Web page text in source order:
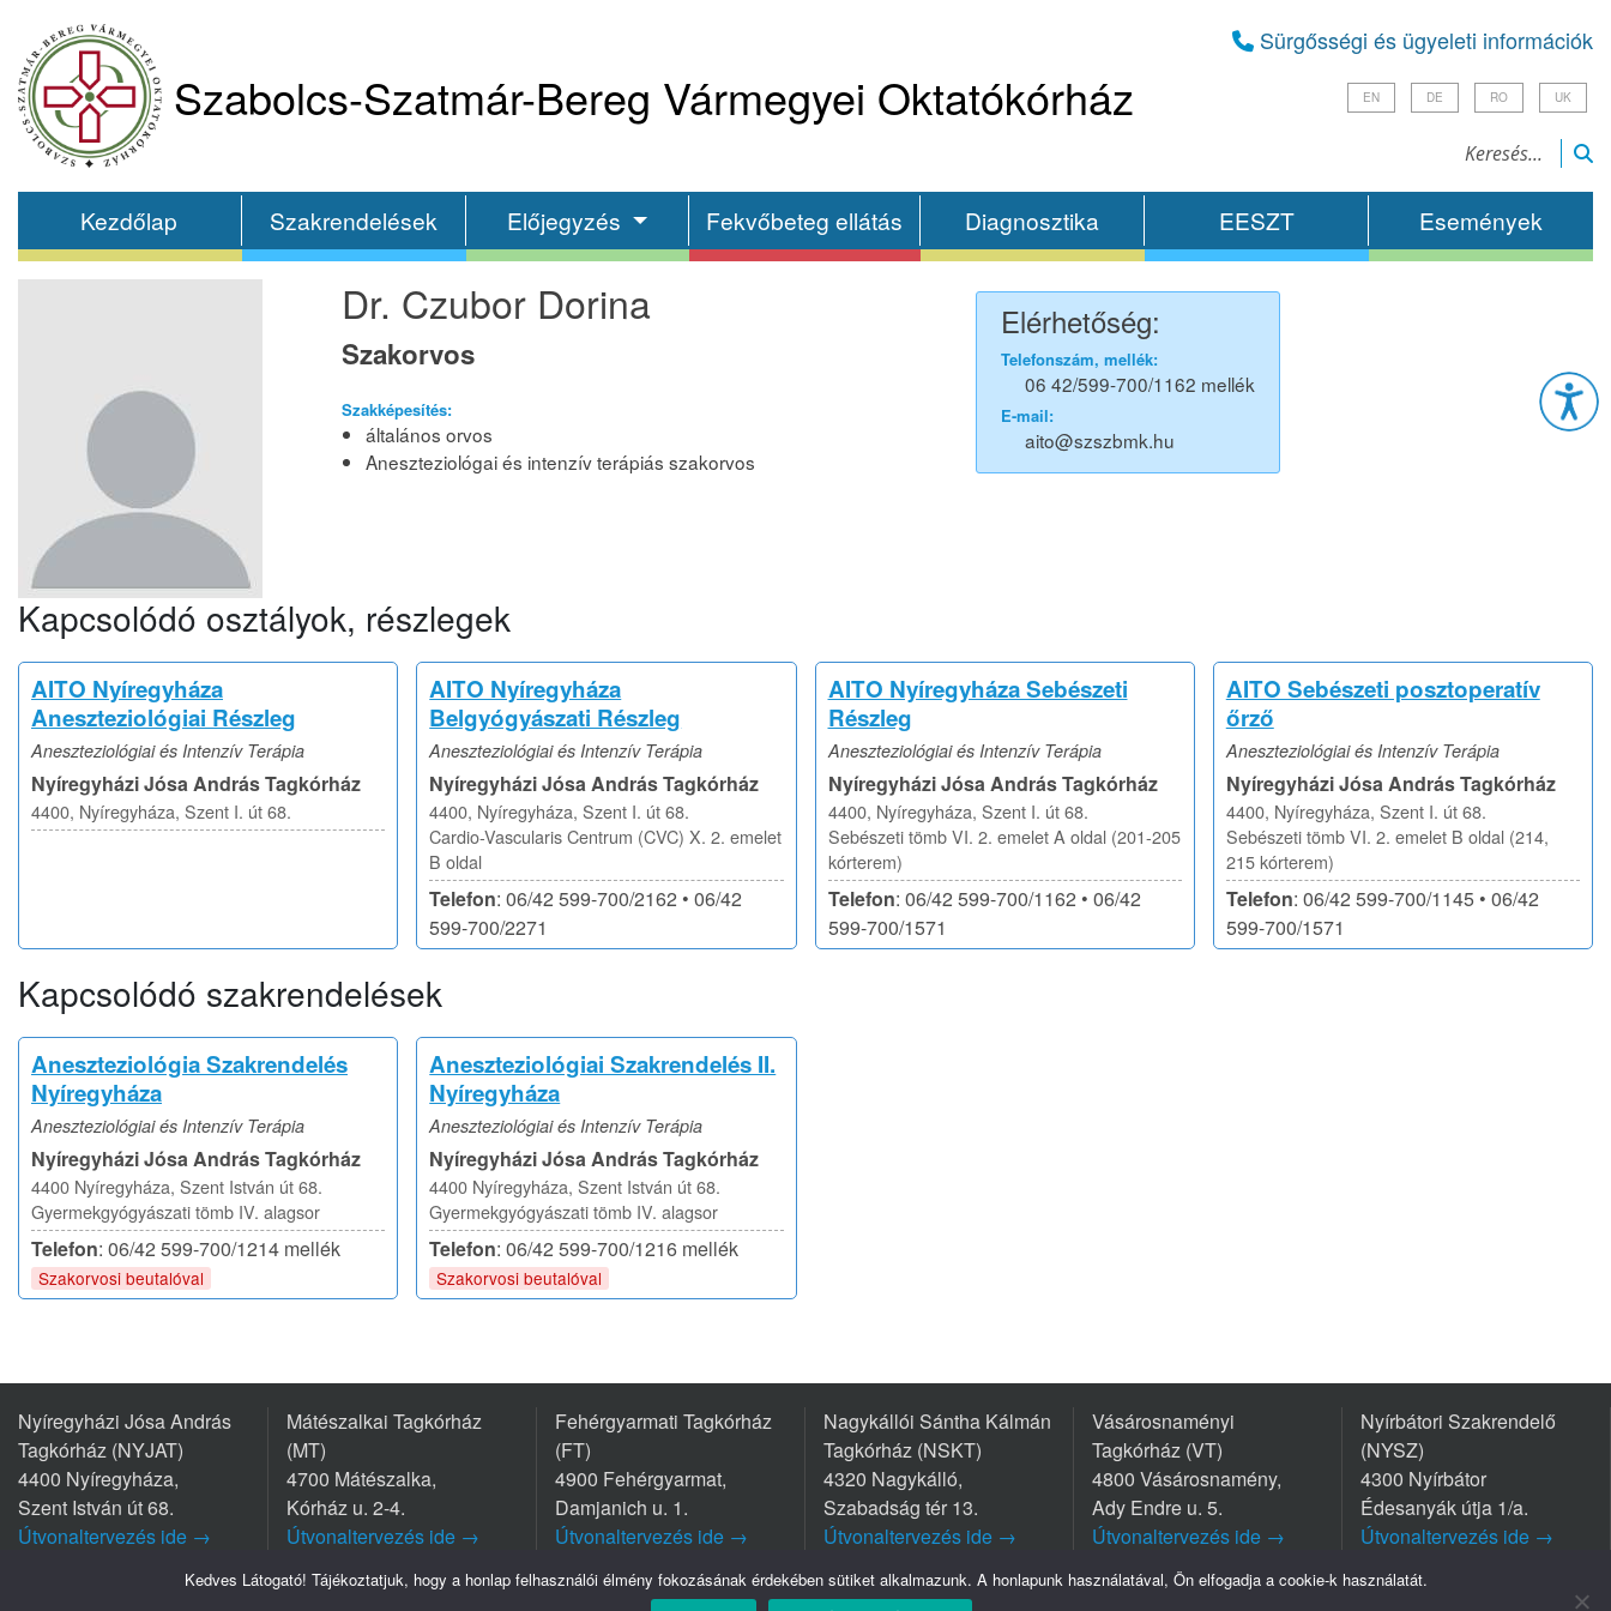
Szabolcs-Szatmár-Bereg Vármegyei Oktatókórház
Sürgősségi és ügyeleti információk
EN DE RO UK
Kezdőlap Szakrendelések Előjegyzés Fekvőbeteg ellátás Diagnosztika EESZT Események
Dr. Czubor Dorina
Szakorvos
Szakképesítés:
általános orvos
Aneszteziológai és intenzív terápiás szakorvos
Elérhetőség:
Telefonszám, mellék:
06 42/599-700/1162 mellék
E-mail:
aito@szszbmk.hu
Kapcsolódó osztályok, részlegek
AITO Nyíregyháza
Aneszteziológiai Részleg
Aneszteziológiai és Intenzív Terápia
Nyíregyházi Jósa András Tagkórház
4400, Nyíregyháza, Szent I. út 68.
AITO Nyíregyháza
Belgyógyászati Részleg
Aneszteziológiai és Intenzív Terápia
Nyíregyházi Jósa András Tagkórház
4400, Nyíregyháza, Szent I. út 68.
Cardio-Vascularis Centrum (CVC) X. 2. emelet
B oldal
Telefon: 06/42 599-700/2162 • 06/42
599-700/2271
AITO Nyíregyháza Sebészeti
Részleg
Aneszteziológiai és Intenzív Terápia
Nyíregyházi Jósa András Tagkórház
4400, Nyíregyháza, Szent I. út 68.
Sebészeti tömb VI. 2. emelet A oldal (201-205
kórterem)
Telefon: 06/42 599-700/1162 • 06/42
599-700/1571
AITO Sebészeti posztoperatív
őrző
Aneszteziológiai és Intenzív Terápia
Nyíregyházi Jósa András Tagkórház
4400, Nyíregyháza, Szent I. út 68.
Sebészeti tömb VI. 2. emelet B oldal (214,
215 kórterem)
Telefon: 06/42 599-700/1145 • 06/42
599-700/1571
Kapcsolódó szakrendelések
Aneszteziológia Szakrendelés
Nyíregyháza
Aneszteziológiai és Intenzív Terápia
Nyíregyházi Jósa András Tagkórház
4400 Nyíregyháza, Szent István út 68.
Gyermekgyógyászati tömb IV. alagsor
Telefon: 06/42 599-700/1214 mellék
Szakorvosi beutalóval
Aneszteziológiai Szakrendelés II.
Nyíregyháza
Aneszteziológiai és Intenzív Terápia
Nyíregyházi Jósa András Tagkórház
4400 Nyíregyháza, Szent István út 68.
Gyermekgyógyászati tömb IV. alagsor
Telefon: 06/42 599-700/1216 mellék
Szakorvosi beutalóval
Nyíregyházi Jósa András
Tagkórház (NYJAT)
4400 Nyíregyháza,
Szent István út 68.
Útvonaltervezés ide →
Mátészalkai Tagkórház
(MT)
4700 Mátészalka,
Kórház u. 2-4.
Útvonaltervezés ide →
Fehérgyarmati Tagkórház
(FT)
4900 Fehérgyarmat,
Damjanich u. 1.
Útvonaltervezés ide →
Nagykállói Sántha Kálmán
Tagkórház (NSKT)
4320 Nagykálló,
Szabadság tér 13.
Útvonaltervezés ide →
Vásárosnaményi
Tagkórház (VT)
4800 Vásárosnamény,
Ady Endre u. 5.
Útvonaltervezés ide →
Tel.: +36 45/570-770
Nyírbátori Szakrendelő
(NYSZ)
4300 Nyírbátor
Édesanyák útja 1/a.
Útvonaltervezés ide →
Kedves Látogató! Tájékoztatjuk, hogy a honlap felhasználói élmény fokozásának érdekében sütiket alkalmazunk. A honlapunk használatával, Ön elfogadja a cookie-k használatát.